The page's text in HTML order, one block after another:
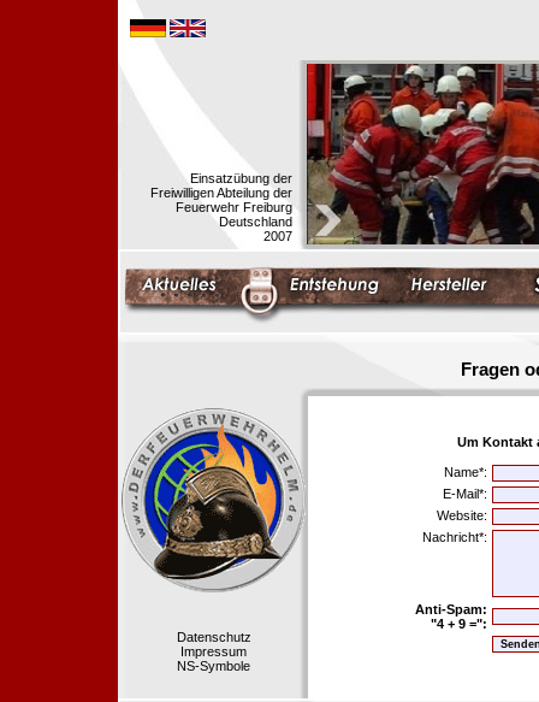
Einsatzübung der
Freiwilligen Abteilung der
Feuerwehr Freiburg
Deutschland
2007
Fragen
Datenschutz
Impressum
NS-Symbole
Um Kontakt
Name*:
E-Mail*:
Website:
Nachricht*:
Anti-Spam:
"4 + 9 =":